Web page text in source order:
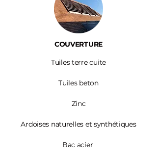
COUVERTURE
Tuiles terre cuite
Tuiles beton
Zinc​
Ardoises naturelles et synthétiques
Bac acier